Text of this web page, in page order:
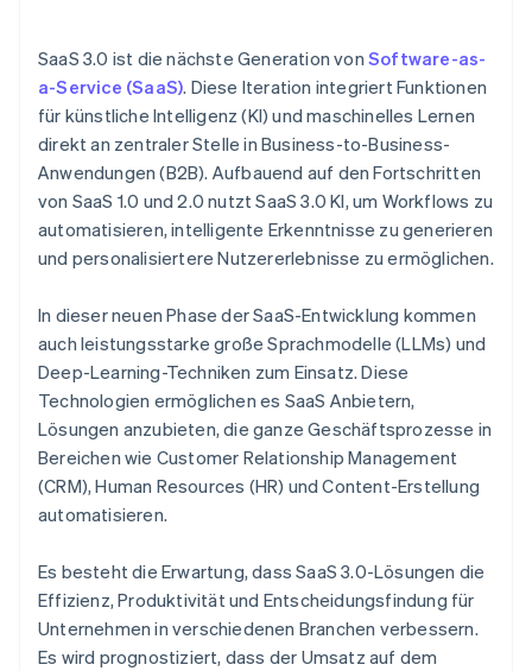
Verarbeitendes Gewerbe
Bildung
SaaS 3.0 ist die nächste Generation von Software-as-
a-Service (SaaS). Diese Iteration integriert Funktionen
für künstliche Intelligenz (KI) und maschinelles Lernen
direkt an zentraler Stelle in Business-to-Business-
Anwendungen (B2B). Aufbauend auf den Fortschritten
von SaaS 1.0 und 2.0 nutzt SaaS 3.0 KI, um Workflows zu
automatisieren, intelligente Erkenntnisse zu generieren
und personalisiertere Nutzererlebnisse zu ermöglichen.
In dieser neuen Phase der SaaS-Entwicklung kommen
auch leistungsstarke große Sprachmodelle (LLMs) und
Deep-Learning-Techniken zum Einsatz. Diese
Technologien ermöglichen es SaaS Anbietern,
Lösungen anzubieten, die ganze Geschäftsprozesse in
Bereichen wie Customer Relationship Management
(CRM), Human Resources (HR) und Content-Erstellung
automatisieren.
Es besteht die Erwartung, dass SaaS 3.0-Lösungen die
Effizienz, Produktivität und Entscheidungsfindung für
Unternehmen in verschiedenen Branchen verbessern.
Es wird prognostiziert, dass der Umsatz auf dem